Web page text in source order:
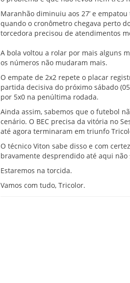
Maranhão diminuiu aos 27’ e
quando o cronômetro chegava perto
torcedora precisou de atendimentos
A bola voltou a rolar por mais alguns
os números não mudaram mais.
O empate de 2x2 repete o placar
partida decisiva do próximo sábado
por 5x0 na penúltima rodada.
Ainda assim, sabemos que o futebol
cenário. O BEC precisa da vitória no
até agora terminaram em triunfo
O técnico Viton sabe disso e com
bravamente desprendido até aqui
Estaremos na torcida.
Vamos com tudo, Tricolor.